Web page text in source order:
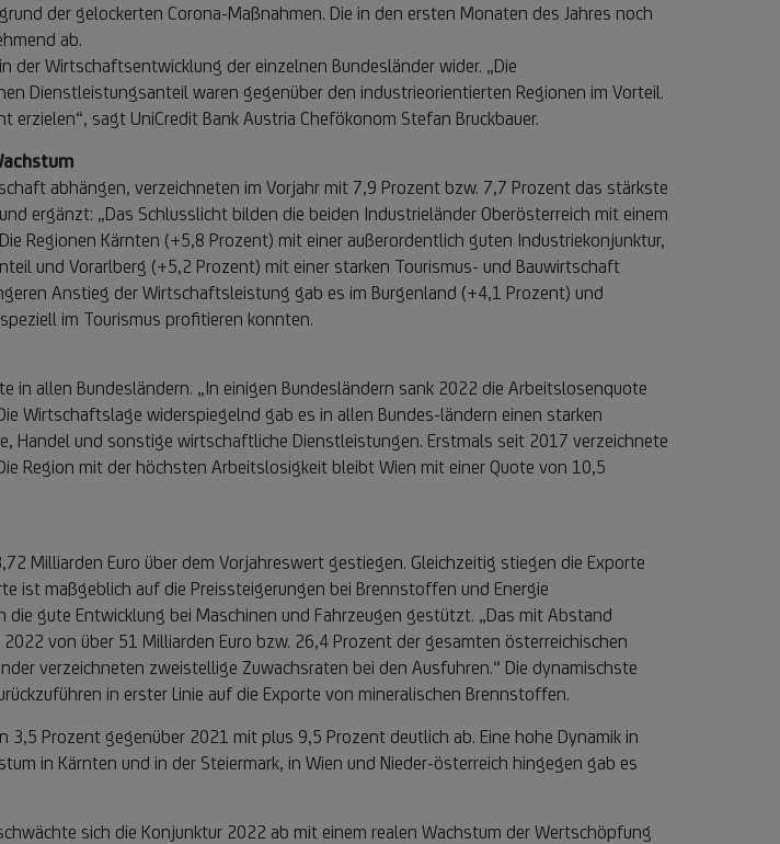
der gelockerten Corona-Maßnahmen. Die in den ersten Monaten des Jahres noch
ab.
Wirtschaftsentwicklung der einzelnen Bundesländer wider. „Die
Dienstleistungsanteil waren gegenüber den industrieorientierten Regionen im Vorteil.
sagt UniCredit Bank Austria Chefökonom Stefan Bruckbauer.
abhängen, verzeichneten im Vorjahr mit 7,9 Prozent bzw. 7,7 Prozent das stärkste
ergänzt: „Das Schlusslicht bilden die beiden Industrieländer Oberösterreich mit einem
Regionen Kärnten (+5,8 Prozent) mit einer außerordentlich guten Industriekonjunktur,
und Vorarlberg (+5,2 Prozent) mit einer starken Tourismus- und Bauwirtschaft
Anstieg der Wirtschaftsleistung gab es im Burgenland (+4,1 Prozent) und
im Tourismus profitieren konnten.
in allen Bundesländern. „In einigen Bundesländern sank 2022 die Arbeitslosenquote
Wirtschaftslage widerspiegelnd gab es in allen Bundes-ländern einen starken
Handel und sonstige wirtschaftliche Dienstleistungen. Erstmals seit 2017 verzeichnete
Region mit der höchsten Arbeitslosigkeit bleibt Wien mit einer Quote von 10,5
Milliarden Euro über dem Vorjahreswert gestiegen. Gleichzeitig stiegen die Exporte
ist maßgeblich auf die Preissteigerungen bei Brennstoffen und Energie
gute Entwicklung bei Maschinen und Fahrzeugen gestützt. „Das mit Abstand
von über 51 Milliarden Euro bzw. 26,4 Prozent der gesamten österreichischen
verzeichneten zweistellige Zuwachsraten bei den Ausfuhren.“ Die dynamischste
in erster Linie auf die Exporte von mineralischen Brennstoffen.
Prozent gegenüber 2021 mit plus 9,5 Prozent deutlich ab. Eine hohe Dynamik in
in Kärnten und in der Steiermark, in Wien und Nieder-österreich hingegen gab es
sich die Konjunktur 2022 ab mit einem realen Wachstum der Wertschöpfung